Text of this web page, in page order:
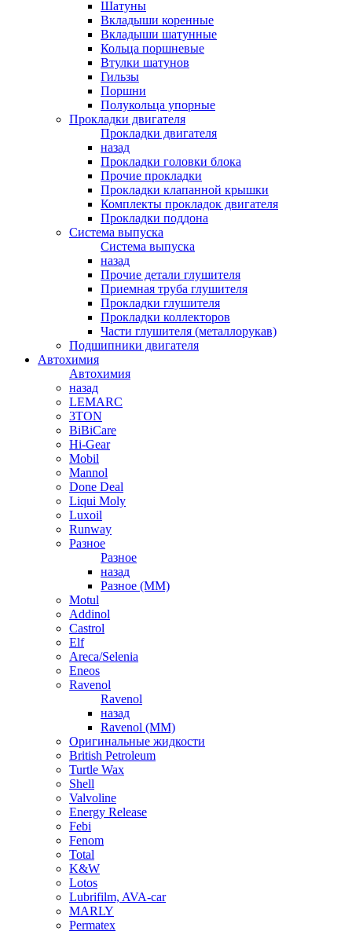
Шатуны
Вкладыши коренные
Вкладыши шатунные
Кольца поршневые
Втулки шатунов
Гильзы
Поршни
Полукольца упорные
Прокладки двигателя
Прокладки двигателя
назад
Прокладки головки блока
Прочие прокладки
Прокладки клапанной крышки
Комплекты прокладок двигателя
Прокладки поддона
Система выпуска
Система выпуска
назад
Прочие детали глушителя
Приемная труба глушителя
Прокладки глушителя
Прокладки коллекторов
Части глушителя (металлорукав)
Подшипники двигателя
Автохимия
Автохимия
назад
LEMARC
3TON
BiBiCare
Hi-Gear
Mobil
Mannol
Done Deal
Liqui Moly
Luxoil
Runway
Разное
Разное
назад
Разное (ММ)
Motul
Addinol
Castrol
Elf
Areca/Selenia
Eneos
Ravenol
Ravenol
назад
Ravenol (ММ)
Оригинальные жидкости
British Petroleum
Turtle Wax
Shell
Valvoline
Energy Release
Febi
Fenom
Total
K&W
Lotos
Lubrifilm, AVA-car
MARLY
Permatex